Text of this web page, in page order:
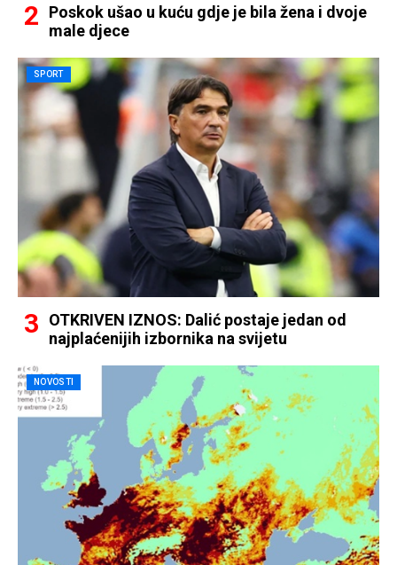
Poskok ušao u kuću gdje je bila žena i dvoje
male djece
SPORT
OTKRIVEN IZNOS: Dalić postaje jedan od
najplaćenijih izbornika na svijetu
NOVOSTI